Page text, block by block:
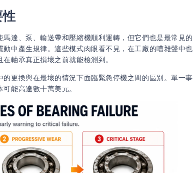
性
達、泵、輸送帶和壓縮機順利運轉，但它們也是最常見的
中產生規律。這些模式肉眼看不見，在工廠的嘈雜聲中也
軸承真正損壞之前就能檢測到。
更換與在最壞的情況下面臨緊急停機之間的區別。單一事
能高達數十萬美元。